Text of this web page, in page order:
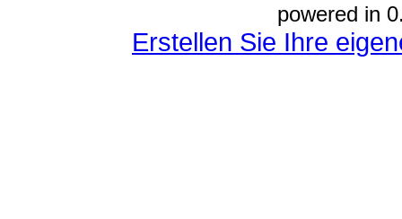
powered in
Erstellen Sie Ihre